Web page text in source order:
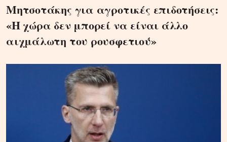
Μητσοτάκης για αγροτικές επιδοτήσεις:
«Η χώρα δεν μπορεί να είναι άλλο
αιχμάλωτη του ρουσφετιού»